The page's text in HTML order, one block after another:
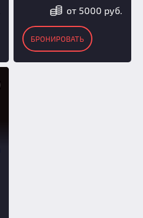
от 5000 руб.
БРОНИРОВАТЬ